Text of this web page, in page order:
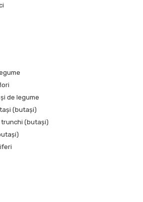
de legume
(butași)
trunchi (butași)